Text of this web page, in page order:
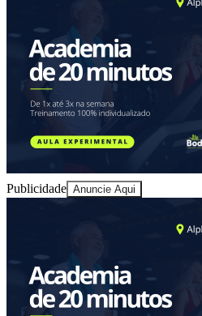
Publicidade Anuncie Aqui